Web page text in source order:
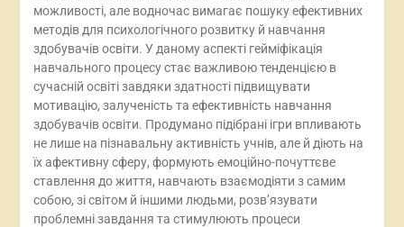
можливості, але водночас вимагає пошуку ефективних
методів для психологічного розвитку й навчання
здобувачів освіти. У даному аспекті гейміфікація
навчального процесу стає важливою тенденцією в
сучасній освіті завдяки здатності підвищувати
мотивацію, залученість та ефективність навчання
здобувачів освіти. Продумано підібрані ігри впливають
не лише на пізнавальну активність учнів, але й діють на
їх афективну сферу, формують емоційно-почуттєве
ставлення до життя, навчають взаємодіяти з самим
собою, зі світом й іншими людьми, розв’язувати
проблемні завдання та стимулюють процеси